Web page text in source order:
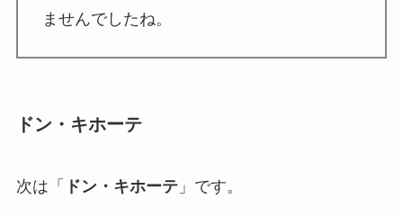
ませんでしたね。
ドン・キホーテ
次は「 ドン・キホーテ」です。